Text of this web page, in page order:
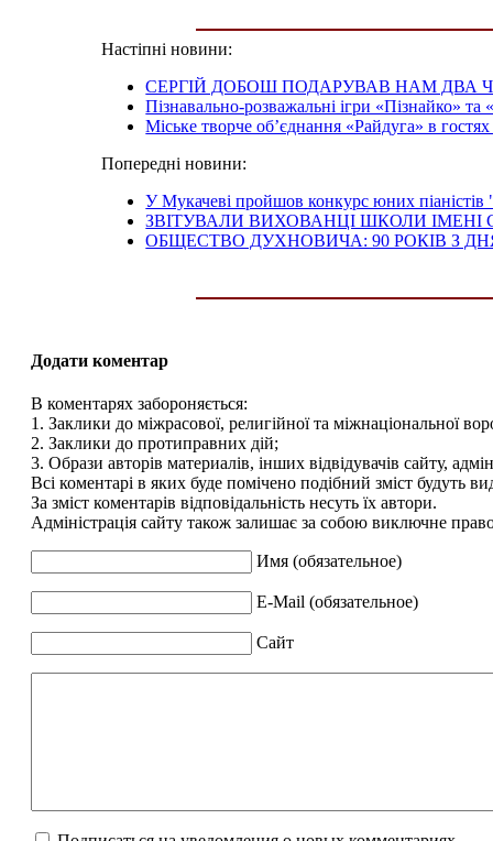
Настіпні новини:
СЕРГІЙ ДОБОШ ПОДАРУВАВ НАМ ДВА
Пізнавально-розважальні ігри «Пізнайко»
Міське творче об’єднання «Райдуга» в
Попередні новини:
У Мукачеві пройшов конкурс юних
ЗВІТУВАЛИ ВИХОВАНЦІ ШКОЛИ
ОБЩЕСТВО ДУХНОВИЧА: 90 РОКІВ З
Додати коментар
В коментарях забороняється:
1. Заклики до міжрасової, религійної та міжнаціональної
2. Заклики до протиправних дій;
3. Образи авторів материалів, інших відвідувачів сайту,
Всі коментарі в яких буде помічено подібний зміст будуть
За зміст коментарів відповідальність несуть їх автори.
Адміністрація сайту також залишає за собою виключне
Имя (обязательное)
E-Mail (обязательное)
Сайт